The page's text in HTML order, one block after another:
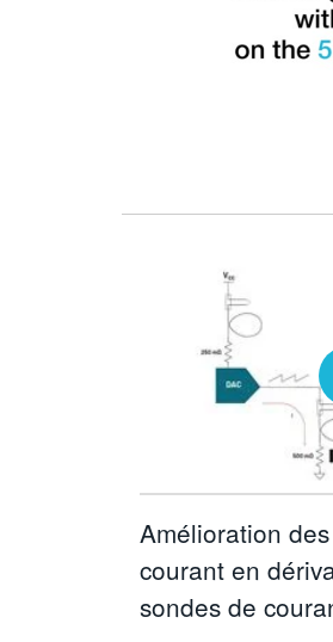
Amélioration
courant en
sondes de